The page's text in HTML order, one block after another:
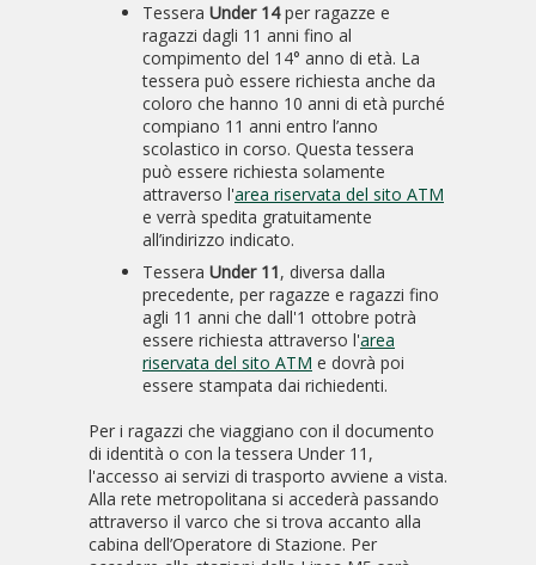
Tessera Under 14per ragazze e
ragazzi dagli 11 anni fino al
compimento del 14° anno di età. La
tessera può essere richiesta anche da
coloro che hanno 10 anni di età purché
compiano 11 anni entro l’anno
scolastico in corso. Questa tessera
può essere richiesta solamente
attraverso l'area riservata del sito ATM
e verrà spedita gratuitamente
all’indirizzo indicato.
Tessera Under 11, diversa dalla
precedente, per ragazze e ragazzi fino
agli 11 anni che dall'1 ottobre potrà
essere richiesta attraverso l'area
riservata del sito ATM e dovrà poi
essere stampata dai richiedenti.
Per i ragazzi che viaggiano con il documento
di identità o con la tessera Under 11,
l'accesso ai servizi di trasporto avviene a vista.
Alla rete metropolitana si accederà passando
attraverso il varco che si trova accanto alla
cabina dell’Operatore di Stazione. Per